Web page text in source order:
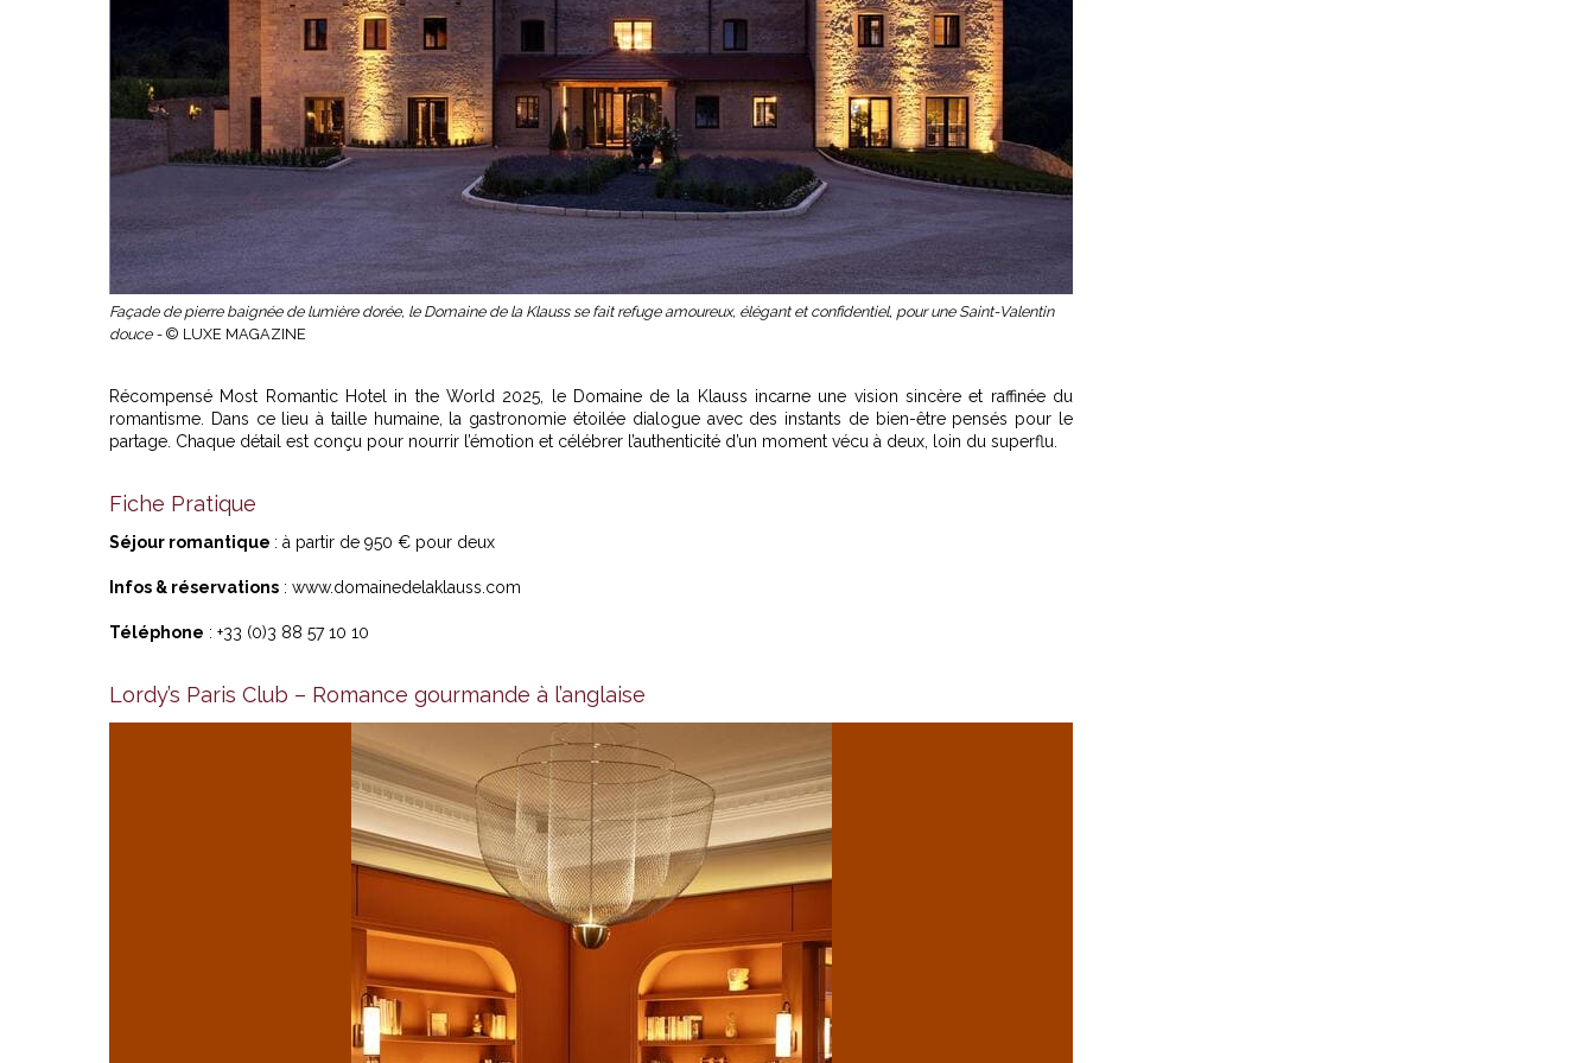
Façade de pierre baignée de lumière dorée, le Domaine de la Klauss se fait refuge amoureux, élégant et confidentiel, pour une Saint-Valentin
douce - © LUXE MAGAZINE
Récompensé Most Romantic Hotel in the World 2025, le Domaine de la Klauss incarne une vision sincère et raffinée du
romantisme. Dans ce lieu à taille humaine, la gastronomie étoilée dialogue avec des instants de bien-être pensés pour le
partage. Chaque détail est conçu pour nourrir l’émotion et célébrer l’authenticité d’un moment vécu à deux, loin du superflu.
Fiche Pratique
Séjour romantique : à partir de 950 € pour deux
Infos & réservations : www.domainedelaklauss.com
Téléphone : +33 (0)3 88 57 10 10
Lordy’s Paris Club – Romance gourmande à l’anglaise